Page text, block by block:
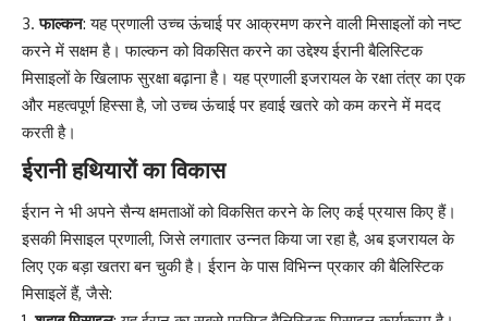
फाल्कन: यह प्रणाली उच्च ऊंचाई पर आक्रमण करने वाली मिसाइलों को नष्ट
करने में सक्षम है। फाल्कन को विकसित करने का उद्देश्य ईरानी बैलिस्टिक
मिसाइलों के खिलाफ सुरक्षा बढ़ाना है। यह प्रणाली इजरायल के रक्षा तंत्र का एक
और महत्वपूर्ण हिस्सा है, जो उच्च ऊंचाई पर हवाई खतरे को कम करने में मदद
करती है।
ईरानी हथियारों का विकास
ईरान ने भी अपने सैन्य क्षमताओं को विकसित करने के लिए कई प्रयास किए हैं।
इसकी मिसाइल प्रणाली, जिसे लगातार उन्नत किया जा रहा है, अब इजरायल के
लिए एक बड़ा खतरा बन चुकी है। ईरान के पास विभिन्न प्रकार की बैलिस्टिक
मिसाइलें हैं, जैसे: